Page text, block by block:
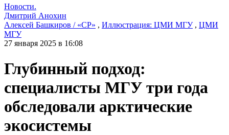
Новости.
Дмитрий Анохин
Алексей Башкиров / «СР» , Иллюстрация: ЦМИ МГУ, ЦМИ
МГУ
27 января 2025 в 16:08
Глубинный подход:
специалисты МГУ три года
обследовали арктические
экосистемы